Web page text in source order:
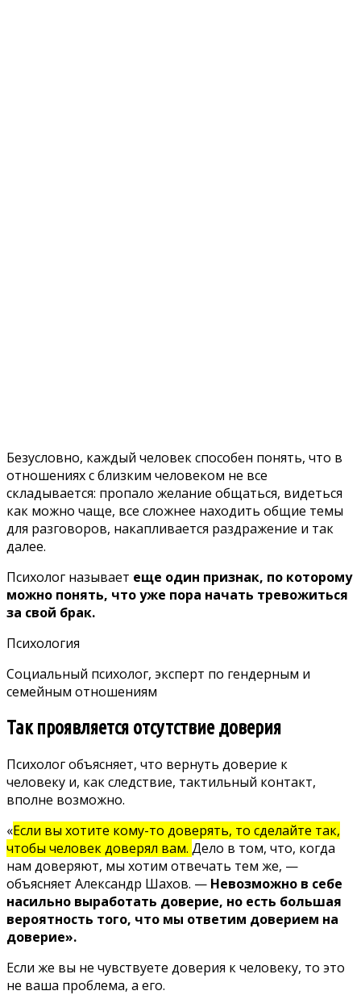
Безусловно, каждый человек способен понять, что в
отношениях с близким человеком не все
складывается: пропало желание общаться, видеться
как можно чаще, все сложнее находить общие темы
для разговоров, накапливается раздражение и так
далее.
Психолог называет еще один признак, по которому
можно понять, что уже пора начать тревожиться
за свой брак.
Психология
Социальный психолог, эксперт по гендерным и
семейным отношениям
Так проявляется отсутствие доверия
Психолог объясняет, что вернуть доверие к
человеку и, как следствие, тактильный контакт,
вполне возможно.
«Если вы хотите кому-то доверять, то сделайте так,
чтобы человек доверял вам. Дело в том, что, когда
нам доверяют, мы хотим отвечать тем же, —
объясняет Александр Шахов. — Невозможно в себе
насильно выработать доверие, но есть большая
вероятность того, что мы ответим доверием на
доверие».
Если же вы не чувствуете доверия к человеку, то это
не ваша проблема, а его.